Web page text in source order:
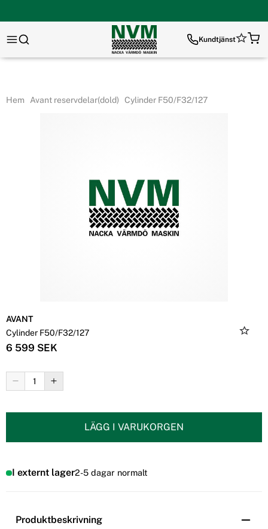
Kundtjänst
Hem Avant reservdelar(dold) Cylinder F50/F32/127
AVANT
Cylinder F50/F32/127
6 599 SEK
LÄGG I VARUKORGEN
I externt lager2-5 dagar normalt
Produktbeskrivning